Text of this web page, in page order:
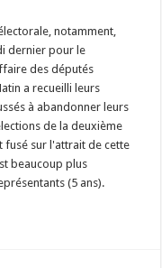
notamment,
dernier pour le
des députés
a recueilli leurs
à abandonner leurs
de la deuxième
fusé sur l'attrait de cette
beaucoup plus
(5 ans).